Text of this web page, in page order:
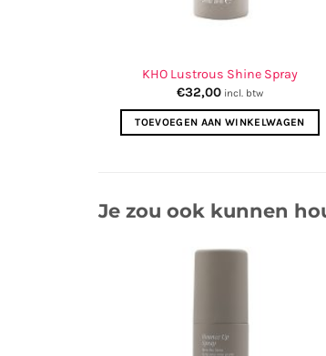
KHO Lustrous Shine Spray
€32,00 incl. btw
TOEVOEGEN AAN WINKELWAGEN
Je zou ook kunnen